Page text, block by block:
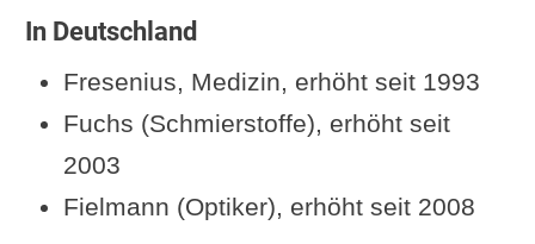
In Deutschland
Fresenius, Medizin, erhöht seit 1993
Fuchs (Schmierstoffe), erhöht seit
2003
Fielmann (Optiker), erhöht seit 2008